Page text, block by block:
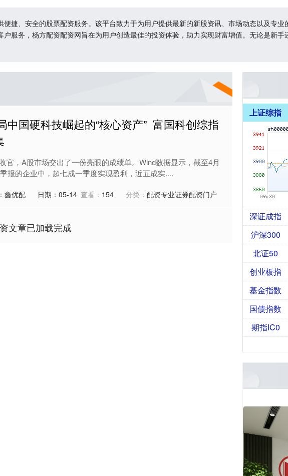
捷、安全的股票配资服务。该平台致力于为用户提供最新的新股资讯、市场动态以及专
服务，杨方配资配资网旨在为用户创造最佳的投资体验，助力实现财富增值。无论是新
中国硬科技崛起的“核心资产” 富国科创综指
官，A股市场交出了一份亮眼的成绩单。Wind数据显示，截至4月
报的企业中，超七成一季度实现盈利，近五成实....
鑫优配 日期：05-14 查看： 154 分类： 配资专业证券配资门户
文章已加载完成
上证综指
深证成指
沪深300
北证50
创业板指
基金指数
国债指数
期指IC0